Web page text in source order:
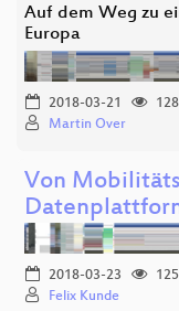
Auf dem Weg zu
Europa
2018-03-21
128
Martin Over
Von
2018-03-23
125
Felix Kunde